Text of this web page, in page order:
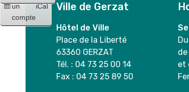
un
compte
iCal Ville de Gerzat
Hôtel de Ville
Place de la Liberté
63360 GERZAT
Tél. : 04 73 25 00 14
Fax : 04 73 25 89 50
et